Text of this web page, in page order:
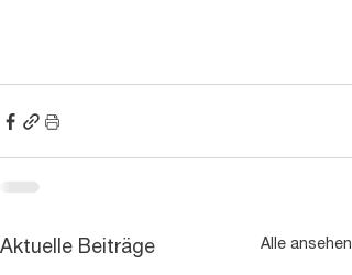
Aktuelle Beiträge Alle ansehen